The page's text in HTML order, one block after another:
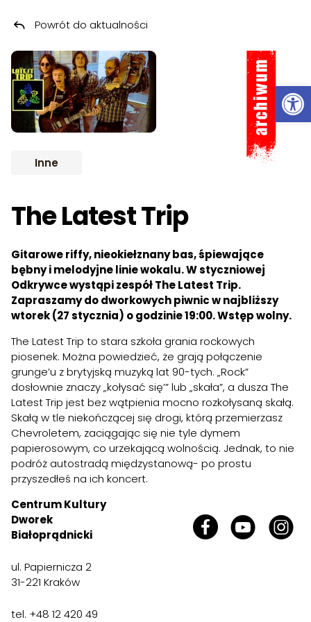
Przeskocz do treści
ARCHIWUM
Inne
The Latest Trip
Powrót do aktualności
Gitarowe riffy, nieokiełznany bas, śpiewające
bębny i melodyjne linie wokalu. W styczniowej
Odkrywce wystąpi zespół The Latest Trip.
Zapraszamy do dworkowych piwnic w najbliższy
wtorek (27 stycznia) o godzinie 19:00. Wstęp wolny.
The Latest Trip to stara szkoła grania rockowych
piosenek. Można powiedzieć, że grają połączenie
grunge’u z brytyjską muzyką lat 90-tych. „Rock”
dosłownie znaczy „kołysać się’” lub „skała”, a dusza The
Latest Trip jest bez wątpienia mocno rozkołysaną skałą.
Skałą w tle niekończącej się drogi, którą przemierzasz
Chevroletem, zaciągając się nie tyle dymem
papierosowym, co urzekającą wolnością. Jednak, to nie
podróż autostradą międzystanową- po prostu
przyszedłeś na ich koncert.
Centrum Kultury
Dworek
Białoprądnicki
ul. Papiernicza 2
31-221 Kraków
tel. +48 12 420 49